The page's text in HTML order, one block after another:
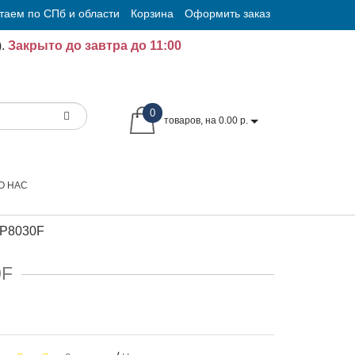
по СПб и области Корзина Оформить заказ
Закрыто до завтра до 11:00
0
товаров, на 0.00 р.
НАС